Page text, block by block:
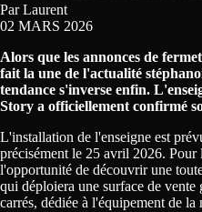
Par Laurent
02 MARS 2026
Alors que les annonces de
fait la une de l'actualité
tendance s'inverse enfin.
Story a officiellement confirmé
L'installation de l'enseigne est
précisément le 25 avril 2026. Pour
l'opportunité de découvrir une
qui déploiera une surface de vente
carrés, dédiée à l'équipement de la